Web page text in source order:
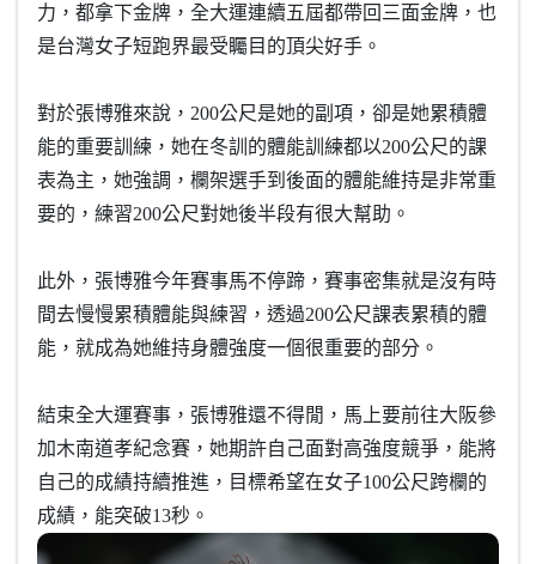
力，都拿下金牌，全大運連續五屆都帶回三面金牌，也
是台灣女子短跑界最受矚目的頂尖好手。
對於張博雅來說，200公尺是她的副項，卻是她累積體
能的重要訓練，她在冬訓的體能訓練都以200公尺的課
表為主，她強調，欄架選手到後面的體能維持是非常重
要的，練習200公尺對她後半段有很大幫助。
此外，張博雅今年賽事馬不停蹄，賽事密集就是沒有時
間去慢慢累積體能與練習，透過200公尺課表累積的體
能，就成為她維持身體強度一個很重要的部分。
結束全大運賽事，張博雅還不得閒，馬上要前往大阪參
加木南道孝紀念賽，她期許自己面對高強度競爭，能將
自己的成績持續推進，目標希望在女子100公尺跨欄的
成績，能突破13秒。